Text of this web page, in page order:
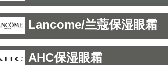
Lancome/兰蔻保湿眼霜
AHC保湿眼霜